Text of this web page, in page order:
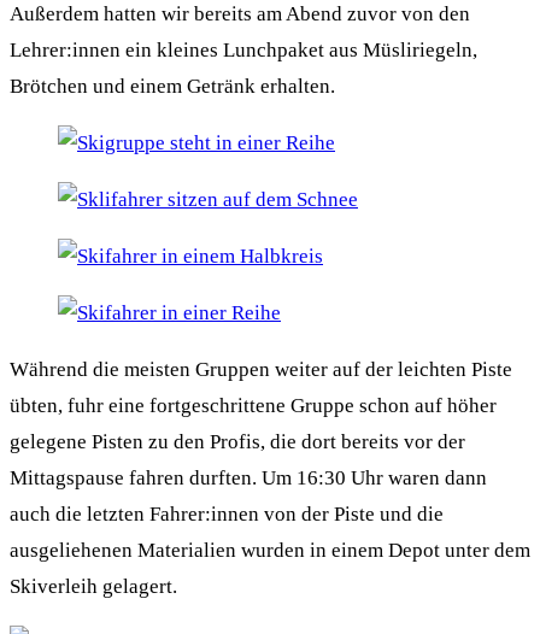
Außerdem hatten wir bereits am Abend zuvor von den
Lehrer:innen ein kleines Lunchpaket aus Müsliriegeln,
Brötchen und einem Getränk erhalten.
Während die meisten Gruppen weiter auf der leichten Piste
übten, fuhr eine fortgeschrittene Gruppe schon auf höher
gelegene Pisten zu den Profis, die dort bereits vor der
Mittagspause fahren durften. Um 16:30 Uhr waren dann
auch die letzten Fahrer:innen von der Piste und die
ausgeliehenen Materialien wurden in einem Depot unter dem
Skiverleih gelagert.